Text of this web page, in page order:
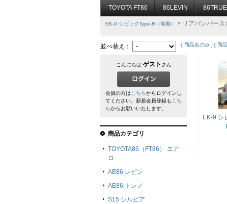
TOYOTA FT86 86LEVIN
EK-9 シビックType-R（前期） > リアバンパース
並べ替え： [ 商品名のみ ] [ 商
EK-9 シ
こんにちは ゲスト さん
会員の方はこちらからログインし
てください。新規会員登録もこち
らからお願いいたします。
商品カテゴリ
TOYOTA86（FT86） エア
ロ
AE86 レビン
AE86 トレノ
S15 シルビア